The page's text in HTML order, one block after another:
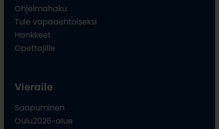
Ohjelmahaku
Tule vapaaehtoiseksi
Hankkeet
Opettajille
Vieraile
Saapuminen
Oulu2026-alue